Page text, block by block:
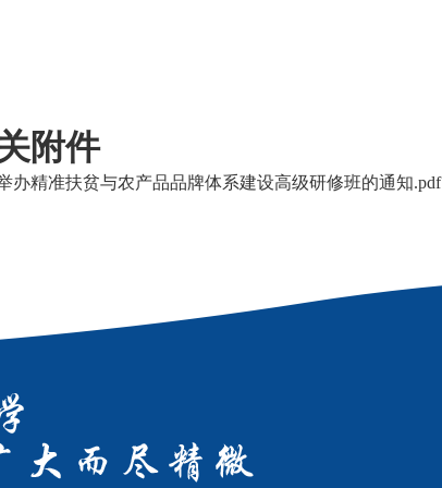
附件
办精准扶贫与农产品品牌体系建设高级研修班的通知.pdf